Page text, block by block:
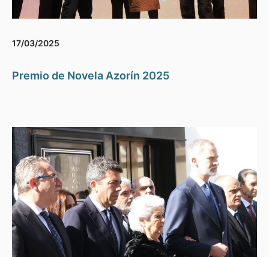
17/03/2025
Premio de Novela Azorín 2025